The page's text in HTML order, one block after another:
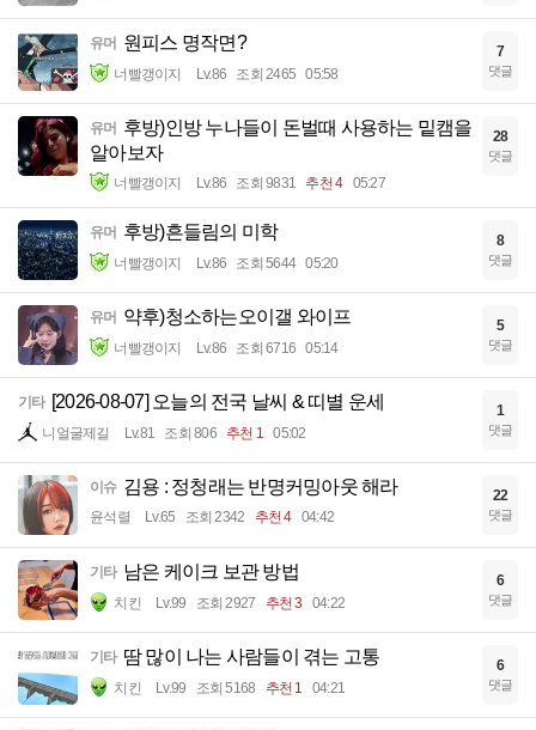
유머 원피스 명작면?
너빨갱이지 Lv.86 조회 2465 05:58
7
댓글
유머 후방)인방 누나들이 돈벌때 사용하는 밑캠을
알아보자
너빨갱이지 Lv.86 조회 9831 추천 4 05:27
28
댓글
유머 후방)흔들림의 미학
너빨갱이지 Lv.86 조회 5644 05:20
8
댓글
유머 약후)청소하는오이갤 와이프
너빨갱이지 Lv.86 조회 6716 05:14
5
댓글
기타 [2026-08-07] 오늘의 전국 날씨 & 띠별 운세
니얼굴제길 Lv.81 조회 806 추천 1 05:02
1
댓글
이슈 김용 : 정청래는 반명커밍아웃 해라
윤석렬 Lv.65 조회 2342 추천 4 04:42
22
댓글
기타 남은 케이크 보관 방법
치킨 Lv.99 조회 2927 추천 3 04:22
6
댓글
기타 땀 많이 나는 사람들이 겪는 고통
치킨 Lv.99 조회 5168 추천 1 04:21
6
댓글